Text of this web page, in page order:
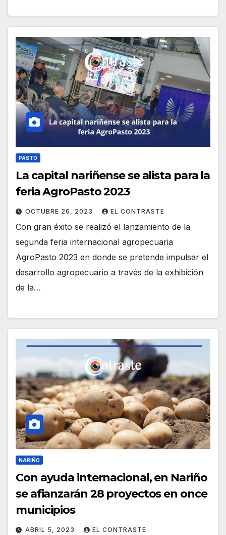
PASTO
La capital nariñense se alista para la
feria AgroPasto 2023
OCTUBRE 26, 2023 EL CONTRASTE
Con gran éxito se realizó el lanzamiento de la
segunda feria internacional agropecuaria
AgroPasto 2023 en donde se pretende impulsar el
desarrollo agropecuario a través de la exhibición
de la…
NARIÑO
Con ayuda internacional, en Nariño
se afianzarán 28 proyectos en once
municipios
ABRIL 5, 2023 EL CONTRASTE